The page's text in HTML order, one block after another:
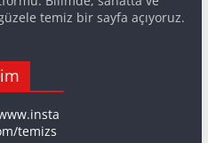
temiz bir sayfa açıyoruz.
temizs